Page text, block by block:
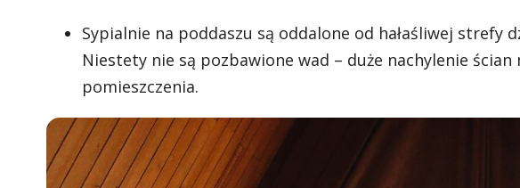
Sypialnie na poddaszu są oddalone od hałaśliwej strefy
Niestety nie są pozbawione wad – duże nachylenie
pomieszczenia.